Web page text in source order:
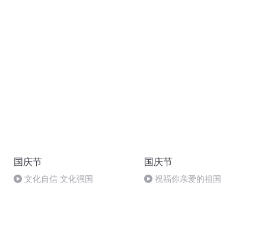
国庆节
文化自信 文化强国
国庆节
祝福你亲爱的祖国